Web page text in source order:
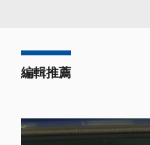
編輯推薦